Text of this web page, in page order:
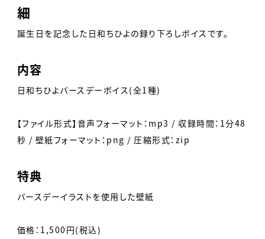
細
誕生日を記念した日和ちひよの録り下ろしボイスです。
内容
日和ちひよバースデーボイス(全1種)
【ファイル形式】音声フォーマット：mp3 / 収録時間：1分48
秒 / 壁紙フォーマット：png / 圧縮形式：zip
特典
バースデーイラストを使用した壁紙
価格：1,500円(税込)